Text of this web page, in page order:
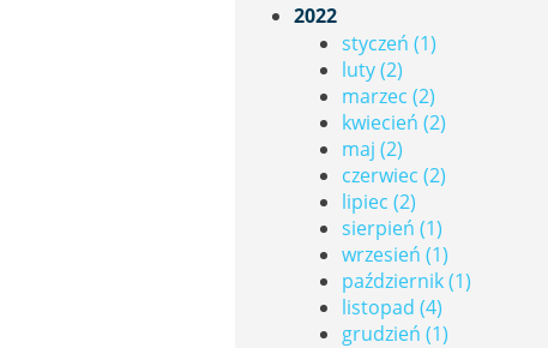
2022
styczeń (1)
luty (2)
marzec (2)
kwiecień (2)
maj (2)
czerwiec (2)
lipiec (2)
sierpień (1)
wrzesień (1)
październik (1)
listopad (4)
grudzień (1)